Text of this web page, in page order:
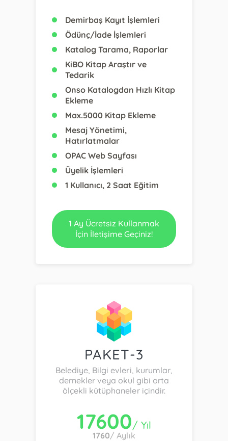
Demirbaş Kayıt İşlemleri
Ödünç/İade İşlemleri
Katalog Tarama, Raporlar
KiBO Kitap Araştır ve
Tedarik
Onso Katalogdan Hızlı Kitap
Ekleme
Max.5000 Kitap Ekleme
Mesaj Yönetimi,
Hatırlatmalar
OPAC Web Sayfası
Üyelik İşlemleri
1 Kullanıcı, 2 Saat Eğitim
1 Ay Ücretsiz Kullanmak
İçin İletişime Geçiniz!
PAKET-3
Belediye, Bilgi evleri, kurumlar,
dernekler veya okul gibi orta
ölçekli kütüphaneler içindir.
17600/ Yıl
1760/ Aylık